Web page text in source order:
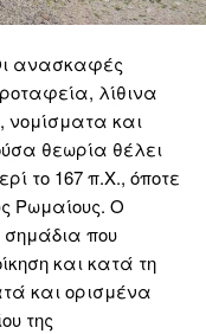
ανασκαφές
λίθινα
νομίσματα και
θεωρία θέλει
το 167 π.Χ., όποτε
Ρωμαίους. Ο
που
και κατά τη
και ορισμένα
της